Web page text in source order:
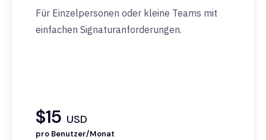
Für Einzelpersonen oder kleine Teams mit
einfachen Signaturanforderungen.
$15 USD
pro Benutzer/Monat